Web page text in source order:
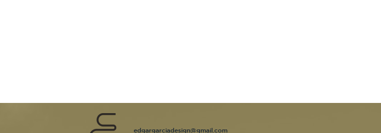
edgargarciadesign@gmail.com